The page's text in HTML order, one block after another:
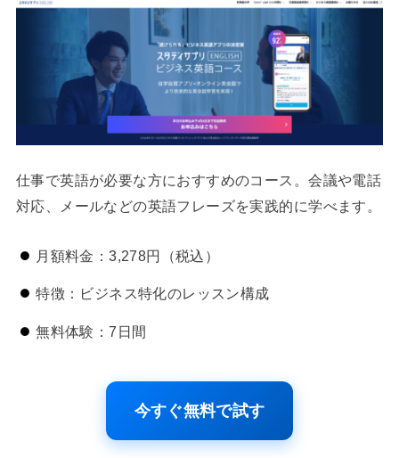
仕事で英語が必要な方におすすめのコース。会議や電話
対応、メールなどの英語フレーズを実践的に学べます。
月額料金：3,278円（税込）
特徴：ビジネス特化のレッスン構成
無料体験：7日間
今すぐ無料で試す